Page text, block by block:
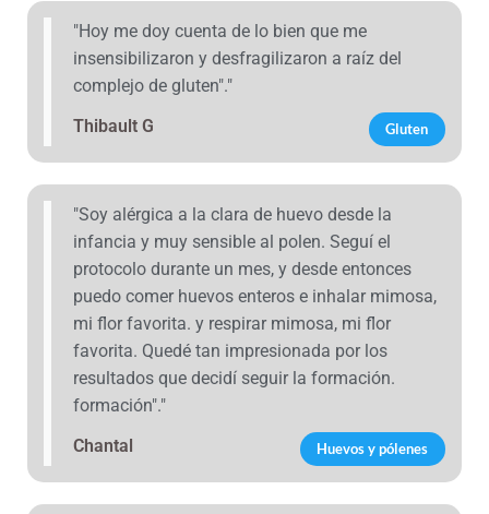
"Hoy me doy cuenta de lo bien que me
insensibilizaron y desfragilizaron a raíz del
complejo de gluten"."
Thibault G
Gluten
"Soy alérgica a la clara de huevo desde la
infancia y muy sensible al polen. Seguí el
protocolo durante un mes, y desde entonces
puedo comer huevos enteros e inhalar mimosa,
mi flor favorita. y respirar mimosa, mi flor
favorita. Quedé tan impresionada por los
resultados que decidí seguir la formación.
formación"."
Chantal
Huevos y pólenes